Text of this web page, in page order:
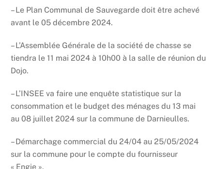
– Le Plan Communal de Sauvegarde doit être achevé
avant le 05 décembre 2024.
– L’Assemblée Générale de la société de chasse se
tiendra le 11 mai 2024 à 10h00 à la salle de réunion du
Dojo.
– L’INSEE va faire une enquête statistique sur la
consommation et le budget des ménages du 13 mai
au 08 juillet 2024 sur la commune de Darnieulles.
– Démarchage commercial du 24/04 au 25/05/2024
sur la commune pour le compte du fournisseur
« Engie ».